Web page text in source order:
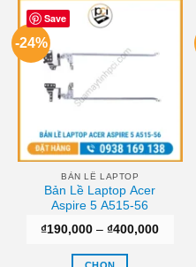
này
có
biến
thể.
Các
chọn
có
thể
được
chọn
trên
Save
-24%
BẢN LỀ LAPTOP
Bản Lề Laptop Acer
Aspire 5 A515-56
₫190,000 – ₫400,000Khoảng
CHỌN